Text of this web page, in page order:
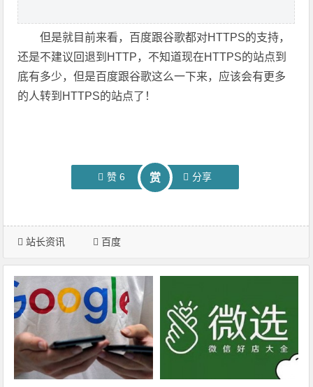
但是就目前来看，百度跟谷歌都对HTTPS的支持，
还是不建议回退到HTTP，不知道现在HTTPS的站点到
底有多少，但是百度跟谷歌这么一下来，应该会有更多
的人转到HTTPS的站点了！
赞6 赏 分享
站长资讯 百度